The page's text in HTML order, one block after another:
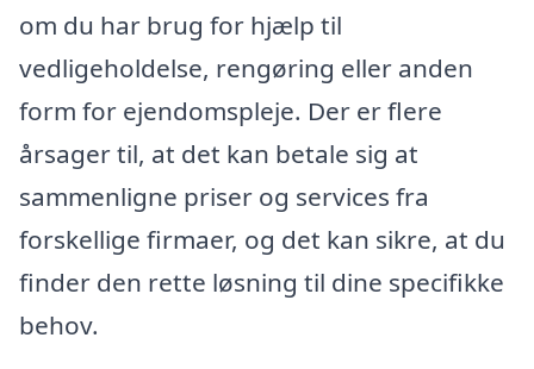
om du har brug for hjælp til
vedligeholdelse, rengøring eller anden
form for ejendomspleje. Der er flere
årsager til, at det kan betale sig at
sammenligne priser og services fra
forskellige firmaer, og det kan sikre, at du
finder den rette løsning til dine specifikke
behov.